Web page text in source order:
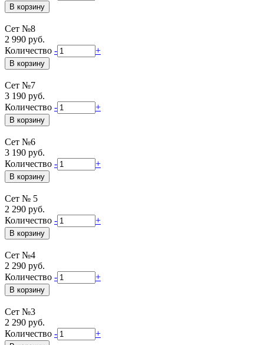
Сет №8
2 990 руб.
Количество - +
Сет №7
3 190 руб.
Количество - +
Сет №6
3 190 руб.
Количество - +
Сет № 5
2 290 руб.
Количество - +
Сет №4
2 290 руб.
Количество - +
Сет №3
2 290 руб.
Количество - +